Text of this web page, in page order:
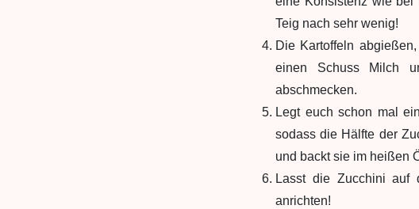
Teig nach sehr wenig!
Die Kartoffeln
einen Schuss Milch
abschmecken.
Legt euch schon mal
sodass die Hälfte der
und backt sie im heißen
Lasst die Zucchini auf
anrichten!